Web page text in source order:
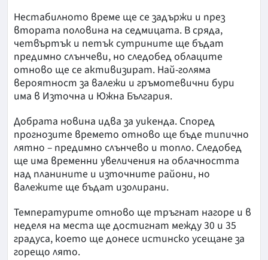
Нестабилното време ще се задържи и през
втората половина на седмицата. В сряда,
четвъртък и петък сутрините ще бъдат
предимно слънчеви, но следобед облаците
отново ще се активизират. Най-голяма
вероятност за валежи и гръмотевични бури
има в Източна и Южна България.
Добрата новина идва за уикенда. Според
прогнозите времето отново ще бъде типично
лятно – предимно слънчево и топло. Следобед
ще има временни увеличения на облачността
над планините и източните райони, но
валежите ще бъдат изолирани.
Температурите отново ще тръгнат нагоре и в
неделя на места ще достигнат между 30 и 35
градуса, което ще донесе истинско усещане за
горещо лято.